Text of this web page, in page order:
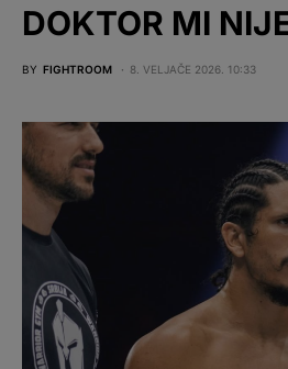
DOKTOR MI
BY FIGHTROOM 8. VELJAČE 2026. 10:33